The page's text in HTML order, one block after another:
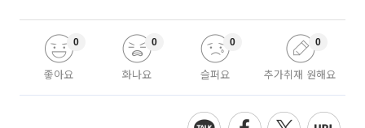
좋아요
0
화나요
0
슬퍼요
0
추가취재 원해요
0